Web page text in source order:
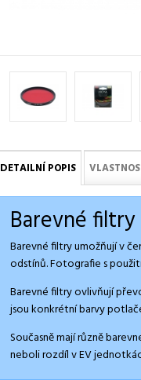
DETAILNÍ POPIS
Barevné
Barevné filtry umožňují v
odstínů. Fotografie s
Barevné filtry ovlivňují
jsou konkrétní barvy
Současně mají různě
neboli rozdíl v EV